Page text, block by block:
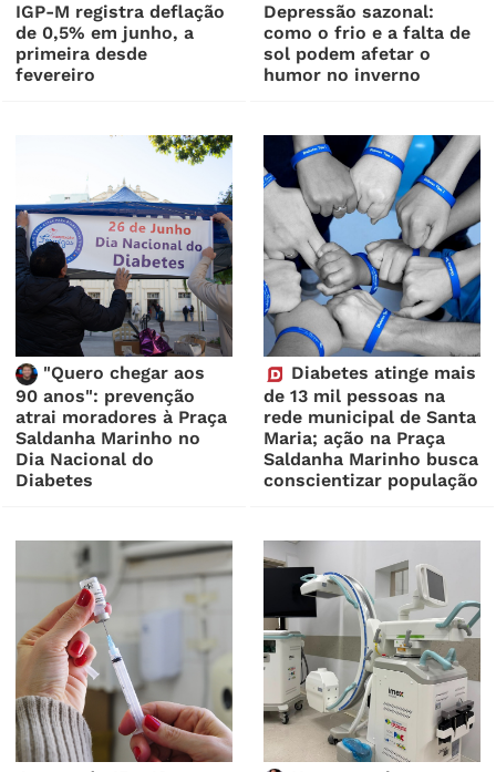
IGP-M registra deflação
de 0,5% em junho, a
primeira desde
fevereiro
Depressão sazonal:
como o frio e a falta de
sol podem afetar o
humor no inverno
"Quero chegar aos
90 anos": prevenção
atrai moradores à Praça
Saldanha Marinho no
Dia Nacional do
Diabetes
Diabetes atinge mais
de 13 mil pessoas na
rede municipal de Santa
Maria; ação na Praça
Saldanha Marinho busca
conscientizar população